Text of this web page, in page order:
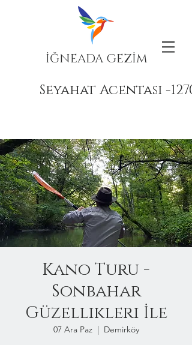
İĞNEADA GEZİM
Seyahat Acentası -
Kano Turu -
Sonbahar
Güzellikleri İle
07 Ara Paz
  |
Demirköy